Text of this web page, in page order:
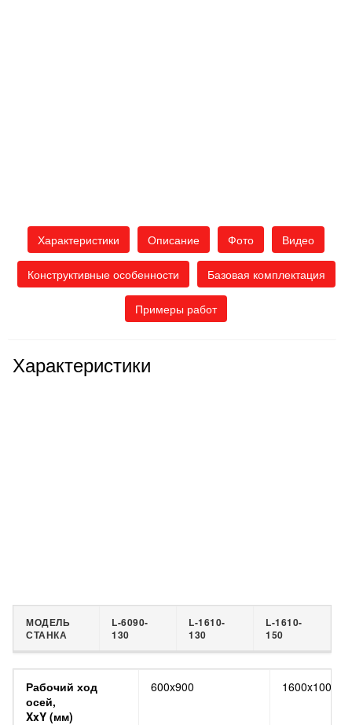
Характеристики Описание Фото Видео
Конструктивные особенности Базовая комплектация
Примеры работ
Характеристики
МОДЕЛЬ
СТАНКА
L-6090-
130
L-1610-
130
L-1610-
150
Рабочий ход
осей,
XxY (мм)
600x900 1600x1000